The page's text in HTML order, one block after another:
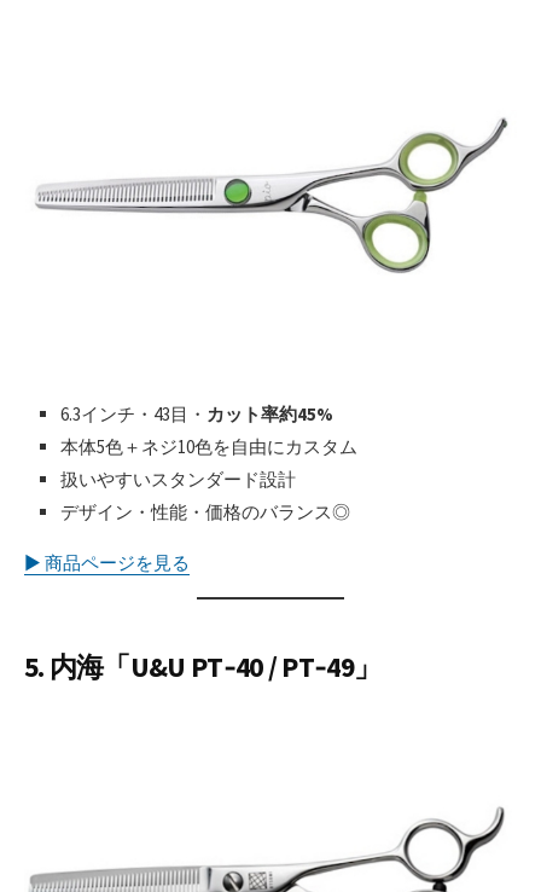
6.3インチ・43目・ カット率約45%
本体5色＋ネジ10色を自由にカスタム
扱いやすいスタンダード設計
デザイン・性能・価格のバランス◎
▶︎ 商品ページを見る
5. 内海「U&U PT‑40 / PT‑49」